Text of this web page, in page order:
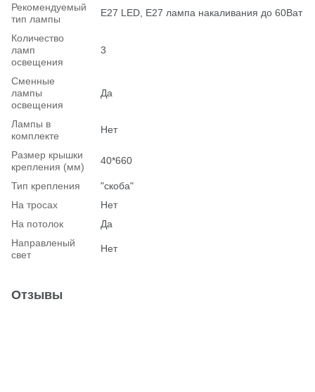
Рекомендуемый
тип лампы
Е27 LED, E27 лампа накаливания до 60Ват
Количество
ламп
освещения
3
Сменные
лампы
освещения
Да
Лампы в
комплекте
Нет
Размер крышки
крепления (мм)
40*660
Тип крепления
"скоба"
На тросах
Нет
На потолок
Да
Hаправленый
свет
Нет
Отзывы